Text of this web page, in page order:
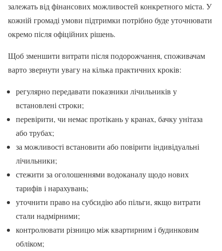
залежать від фінансових можливостей конкретного міста. У
кожній громаді умови підтримки потрібно буде уточнювати
окремо після офіційних рішень.
Щоб зменшити витрати після подорожчання, споживачам
варто звернути увагу на кілька практичних кроків:
регулярно передавати показники лічильників у
встановлені строки;
перевірити, чи немає протікань у кранах, бачку унітаза
або трубах;
за можливості встановити або повірити індивідуальні
лічильники;
стежити за оголошеннями водоканалу щодо нових
тарифів і нарахувань;
уточнити право на субсидію або пільги, якщо витрати
стали надмірними;
контролювати різницю між квартирним і будинковим
обліком;